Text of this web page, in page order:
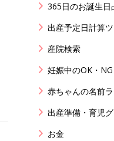
365日のお誕生日
出産予定日計算
産院検索
妊娠中のOK・NG
赤ちゃんの名前
出産準備・育児
お金